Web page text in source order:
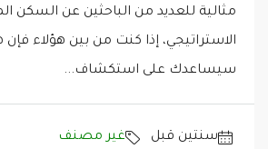
مثالية للعديد من الباحثين عن السكن
الاستراتيجي، إذا كنت من بين هؤلاء فإن
سيساعدك على استكشاف...
‏سنتين قبل غير مصنف